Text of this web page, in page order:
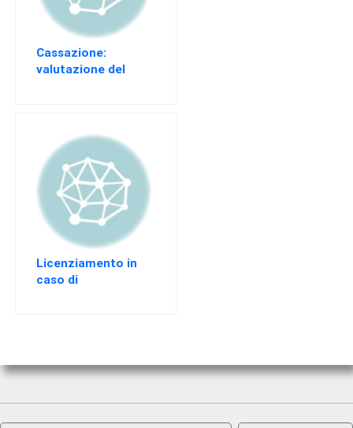
RISERVATA
Cassazione:
valutazione del
Licenziamento in
caso di